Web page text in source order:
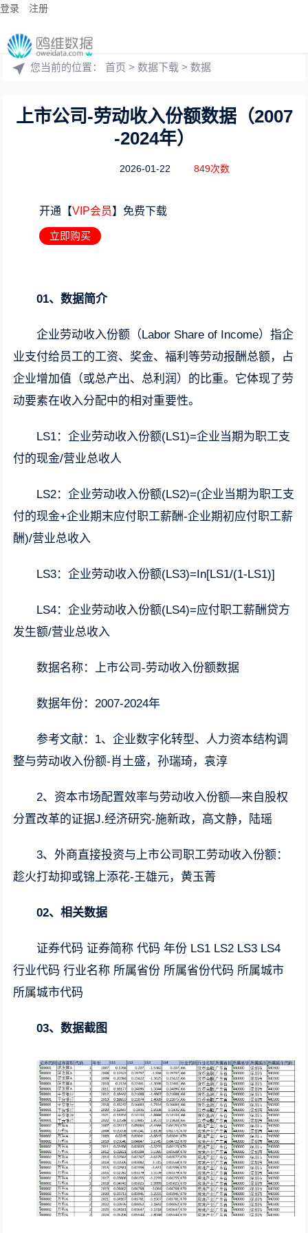
登录 注册
您当前的位置：首页 >数据下载 >数据
上市公司-劳动收入份额数据（2007
-2024年）
2026-01-22 849次数
开通【VIP会员】免费下载
立即购买
01、数据简介
企业劳动收入份额（Labor Share of Income）指企
业支付给员工的工资、奖金、福利等劳动报酬总额，占
企业增加值（或总产出、总利润）的比重。它体现了劳
动要素在收入分配中的相对重要性。
LS1：企业劳动收入份额(LS1)=企业当期为职工支
付的现金/营业总收人
LS2：企业劳动收入份额(LS2)=(企业当期为职工支
付的现金+企业期末应付职工薪酬-企业期初应付职工薪
酬)/营业总收入
LS3：企业劳动收入份额(LS3)=In[LS1/(1-LS1)]
LS4：企业劳动收入份额(LS4)=应付职工薪酬贷方
发生额/营业总收入
数据名称：上市公司-劳动收入份额数据
数据年份：2007-2024年
参考文献：1、企业数字化转型、人力资本结构调
整与劳动收入份额-肖土盛，孙瑞琦，袁淳
2、资本市场配置效率与劳动收入份额—来自股权
分置改革的证据J.经济研究-施新政，高文静，陆瑶
3、外商直接投资与上市公司职工劳动收入份额：
趁火打劫抑或锦上添花-王雄元，黄玉菁
02、相关数据
证券代码 证券简称 代码 年份 LS1 LS2 LS3 LS4
行业代码 行业名称 所属省份 所属省份代码 所属城市
所属城市代码
03、数据截图